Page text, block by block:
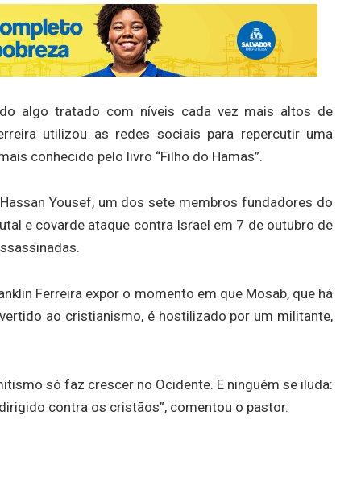
algo tratado com níveis cada vez mais altos de
utilizou as redes sociais para repercutir uma
conhecido pelo livro “Filho do Hamas”.
Yousef, um dos sete membros fundadores do
e covarde ataque contra Israel em 7 de outubro de
Ferreira expor o momento em que Mosab, que há
ao cristianismo, é hostilizado por um militante,
só faz crescer no Ocidente. E ninguém se iluda:
contra os cristãos”, comentou o pastor.